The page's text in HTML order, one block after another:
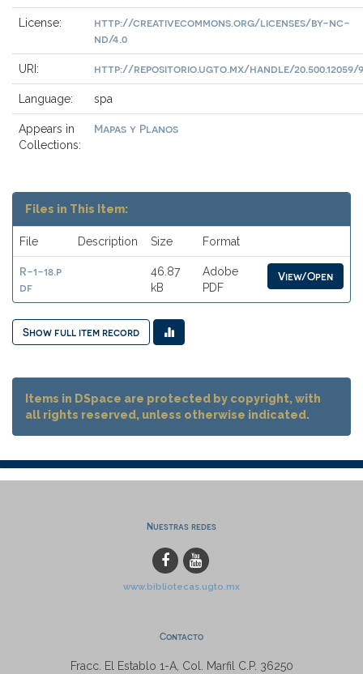
License:
http://creativecommons.org/licenses/by-nc-
nd/4.0
URI: http://repositorio.ugto.mx/handle/20.500.12059/
Language: spa
Appears in
Collections:
Mapas y Planos
Files in This Item:
File Description Size Format
R-1-18.p
df
46.87
kB
Adobe
PDF
View/Open
Show full item record
Items in DSpace are protected by copyright, with
all rights reserved, unless otherwise indicated.
Nuestras redes
www.bibliotecas.ugto.mx
Contacto
Fracc. El Establo 1-A, Col. Marfil C.P. 36250